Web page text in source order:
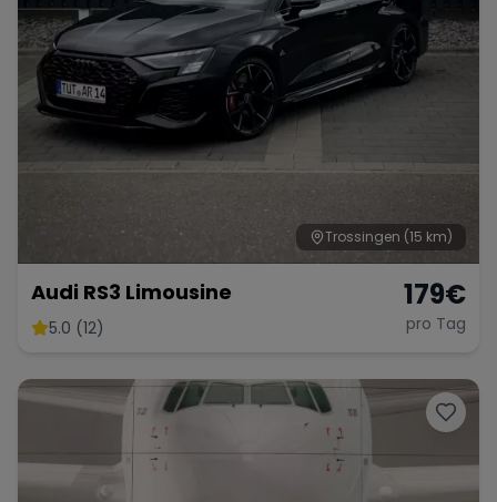
Tesla Chevrolet Dodge
Aston Martin
Bugatti Maserati
Range Rover
Trossingen (15 km)
Audi RS3 Limousine
5.0 (12)
179€
pro Tag